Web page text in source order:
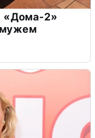
«Дома-2»
мужем